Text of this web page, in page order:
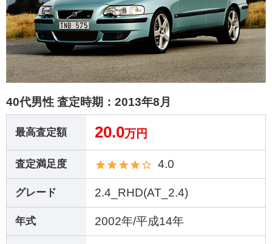
40代男性 査定時期： 2013年8月
最高査定額 20.0万円
査定満足度 4.0
グレード 2.4_RHD(AT_2.4)
年式 2002年/平成14年